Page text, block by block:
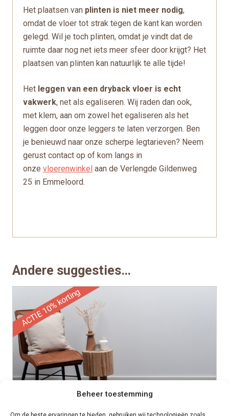
Beheer toestemming
Het plaatsen van plinten is niet meer nodig,
omdat de vloer tot strak tegen de kant kan worden
gelegd. Wil je toch plinten, omdat je vindt dat de
ruimte daar nog net iets meer sfeer door krijgt? Het
plaatsen van plinten kan natuurlijk te alle tijde!
Het leggen van een dryback vloer is echt
vakwerk, net als egaliseren. Wij raden dan ook,
met klem, aan om zowel het egaliseren als het
leggen door onze leggers te laten verzorgen. Ben
je benieuwd naar onze scherpe legtarieven? Neem
gerust contact op of kom langs in
onze vloerenwinkel aan de Verlengde Gildenweg
25 in Emmeloord.
Andere suggesties…
ACTIE 10% korting